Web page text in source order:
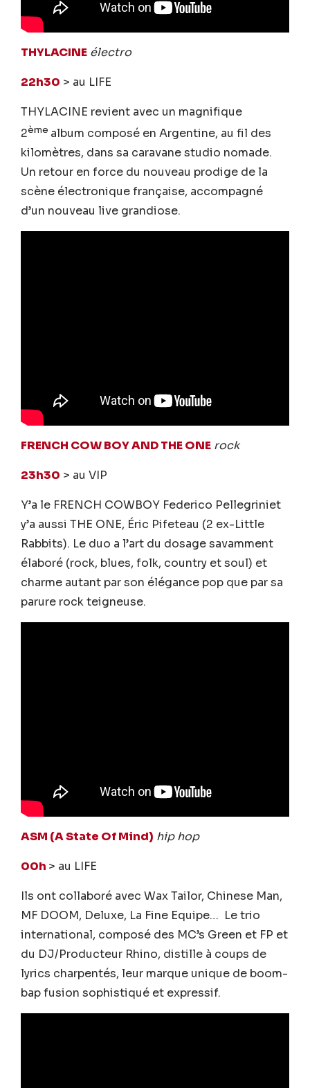
THYLACINE électro
22h30 > au LIFE
THYLACINE revient avec un magnifique
2ème album composé en Argentine, au fil des
kilomètres, dans sa caravane studio nomade.
Un retour en force du nouveau prodige de la
scène électronique française, accompagné
d’un nouveau live grandiose.
FRENCH COW BOY AND THE ONE rock
23h30 > au VIP
Y’a le FRENCH COWBOY Federico Pellegriniet
y’a aussi THE ONE, Éric Pifeteau (2 ex-Little
Rabbits). Le duo a l’art du dosage savamment
élaboré (rock, blues, folk, country et soul) et
charme autant par son élégance pop que par sa
parure rock teigneuse.
ASM (A State Of Mind) hip hop
00h > au LIFE
Ils ont collaboré avec Wax Tailor, Chinese Man,
MF DOOM, Deluxe, La Fine Equipe… Le trio
international, composé des MC’s Green et FP et
du DJ/Producteur Rhino, distille à coups de
lyrics charpentés, leur marque unique de boom-
bap fusion sophistiqué et expressif.